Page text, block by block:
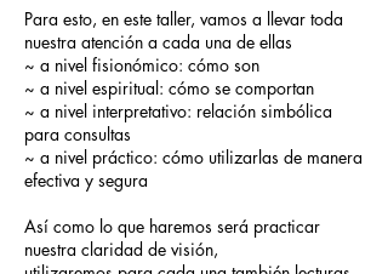
Para esto, en este taller, vamos a llevar toda
nuestra atención a cada una de ellas
~ a nivel fisionómico: cómo son
~ a nivel espiritual: cómo se comportan
~ a nivel interpretativo: relación simbólica
para consultas
~ a nivel práctico: cómo utilizarlas de manera
efectiva y segura
Así como lo que haremos será practicar
nuestra claridad de visión,